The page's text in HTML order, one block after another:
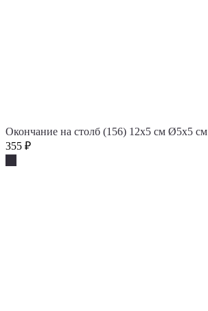
Окончание на столб (156) 12х5 см Ø5x5 см
355 ₽